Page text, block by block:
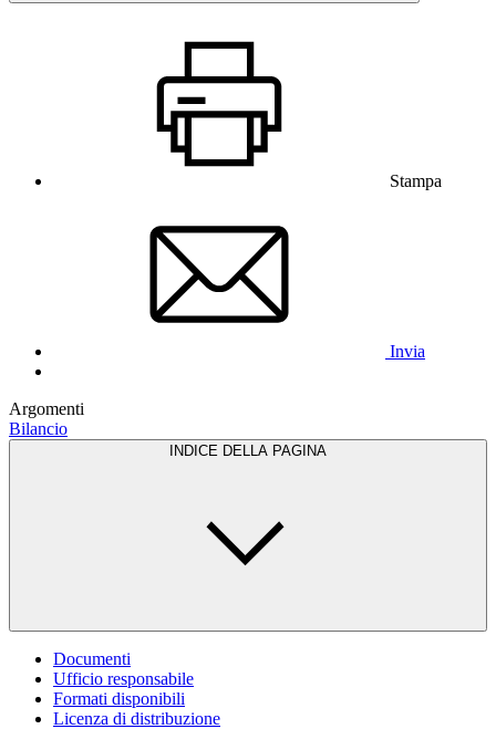
Stampa
Invia
Argomenti
Bilancio
INDICE DELLA PAGINA
Documenti
Ufficio responsabile
Formati disponibili
Licenza di distribuzione